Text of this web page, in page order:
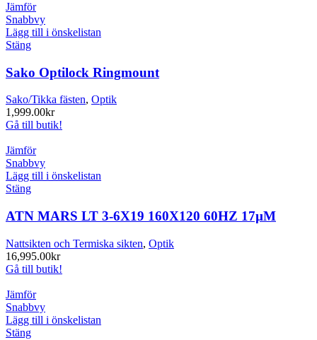
Jämför
Snabbvy
Lägg till i önskelistan
Stäng
Sako Optilock Ringmount
Sako/Tikka fästen, Optik
1,999.00kr
Gå till butik!
Jämför
Snabbvy
Lägg till i önskelistan
Stäng
ATN MARS LT 3-6X19 160X120 60HZ 17µM
Nattsikten och Termiska sikten, Optik
16,995.00kr
Gå till butik!
Jämför
Snabbvy
Lägg till i önskelistan
Stäng